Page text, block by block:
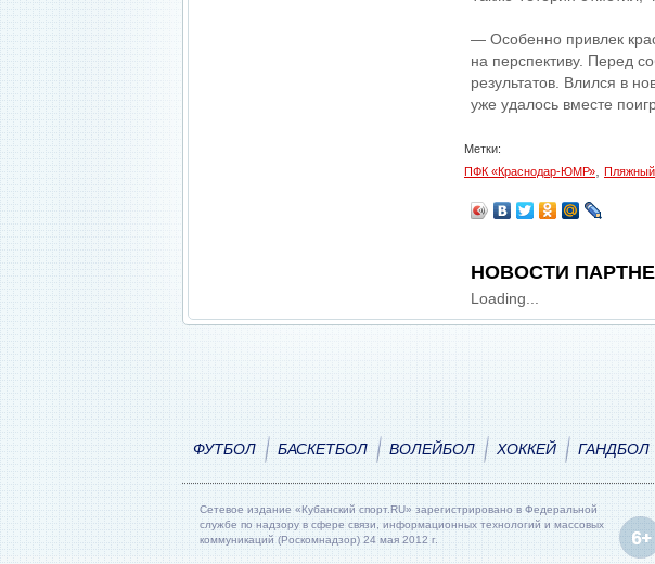
— Особенно привлек
на перспективу. Перед
результатов. Влился в
уже удалось вместе
Метки:
ПФК «Краснодар-ЮМР»
НОВОСТИ
Loading...
ФУТБОЛ БАСКЕТБОЛ ВОЛЕЙБОЛ ХОККЕЙ ГАНДБОЛ
Сетевое издание «Кубанский спорт.RU» зарегистрировано в Федеральной
службе по надзору в сфере связи, информационных технологий и массовых
коммуникаций (Роскомнадзор) 24 мая 2012 г.